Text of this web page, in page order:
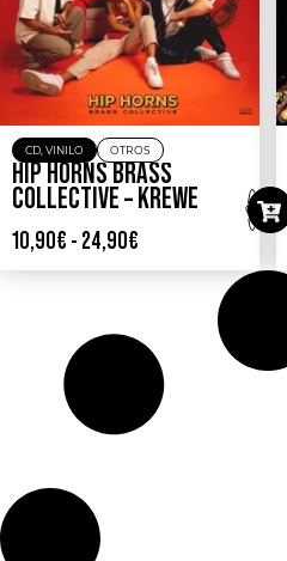
CD, VINILO OTROS
HIP HORNS BRASS
COLLECTIVE – KREWE
10,90€ - 24,90€